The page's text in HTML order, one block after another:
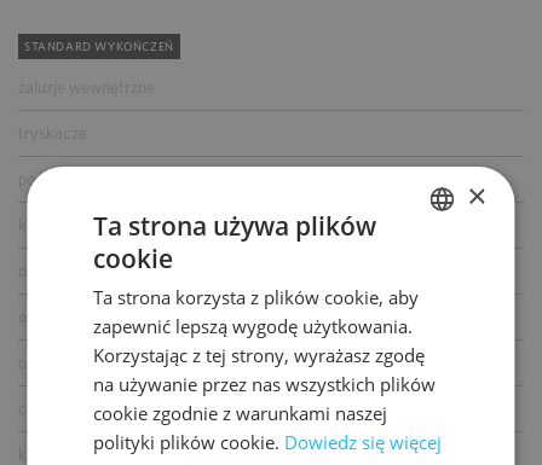
STANDARD WYKOŃCZEŃ
żaluzje wewnętrzne
podwójne zasilanie
kontrola dostępu
okablowanie telefoniczne
okablowanie komputerowe
okablowanie elektryczne
centrala telefoniczna
klimatyzacja
ENGLISH
×
Ta strona używa plików
cookie
Ta strona korzysta z plików cookie, aby
zapewnić lepszą wygodę użytkowania.
Korzystając z tej strony, wyrażasz zgodę
na używanie przez nas wszystkich plików
cookie zgodnie z warunkami naszej
polityki plików cookie. Dowiedz się więcej